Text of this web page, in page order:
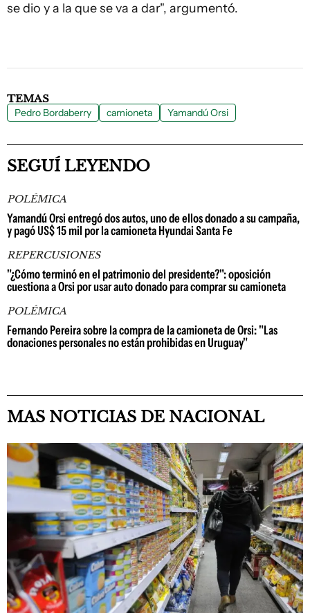
se dio y a la que se va a dar", argumentó.
TEMAS
Pedro Bordaberry camioneta Yamandú Orsi
SEGUÍ LEYENDO
POLÉMICA
Yamandú Orsi entregó dos autos, uno de ellos donado a su campaña,
y pagó US$ 15 mil por la camioneta Hyundai Santa Fe
REPERCUSIONES
"¿Cómo terminó en el patrimonio del presidente?": oposición
cuestiona a Orsi por usar auto donado para comprar su camioneta
POLÉMICA
Fernando Pereira sobre la compra de la camioneta de Orsi: "Las
donaciones personales no están prohibidas en Uruguay"
MAS NOTICIAS DE NACIONAL